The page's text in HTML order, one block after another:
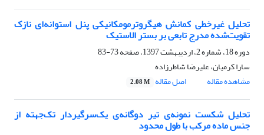
تحلیل غیرخطی ‌کمانش هیگروترمومکانیکی پنل‌ استوانه‌ای نازک
تقویت‌شده مدرج تابعی بر بستر الاستیک
دوره 18، شماره 2، اردیبهشت 1397، صفحه
73-83
سارا کرمیان، علیرضا شاطرزاده
مشاهده مقاله
اصل مقاله 2.08 M
تحلیل شکست نمونه‌ی تیر دوگانه‌ی یک‌سرگیردار تک‌جهته از
جنس ماده مرکب با طول محدود